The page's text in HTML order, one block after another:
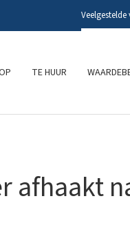
TE HUUR
Veelgestelde
afhaakt